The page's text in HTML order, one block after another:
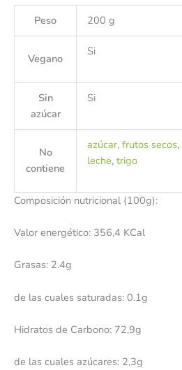
Peso 200 g
Vegano
Si
Sin
azúcar
Si
No
contiene
azúcar, frutos secos,
leche, trigo
Composición nutricional (100g):
Valor energético: 356,4 KCal
Grasas: 2.4g
de las cuales saturadas: 0.1g
Hidratos de Carbono: 72,9g
de las cuales azúcares: 2,3g